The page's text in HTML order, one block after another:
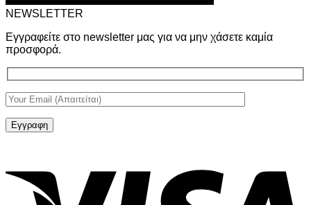
NEWSLETTER
Εγγραφείτε στο newsletter μας για να μην χάσετε καμία
προσφορά.